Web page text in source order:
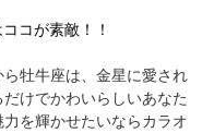
コが素敵！！
牡牛座は、金星に愛され
けでかわいらしいあなた
を輝かせたいならカラオ